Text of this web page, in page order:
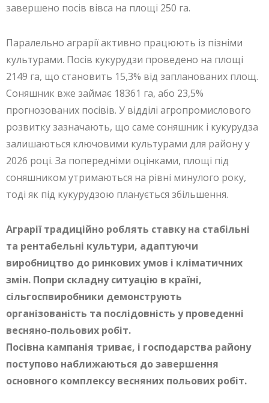
завершено посів вівса на площі 250 га.
Паралельно аграрії активно працюють із пізніми
культурами. Посів кукурудзи проведено на площі
2149 га, що становить 15,3% від запланованих площ.
Соняшник вже займає 18361 га, або 23,5%
прогнозованих посівів. У відділі агропромислового
розвитку зазначають, що саме соняшник і кукурудза
залишаються ключовими культурами для району у
2026 році. За попередніми оцінками, площі під
соняшником утримаються на рівні минулого року,
тоді як під кукурудзою планується збільшення.
Аграрії традиційно роблять ставку на стабільні
та рентабельні культури, адаптуючи
виробництво до ринкових умов і кліматичних
змін. Попри складну ситуацію в країні,
сільгоспвиробники демонструють
організованість та послідовність у проведенні
весняно-польових робіт.
Посівна кампанія триває, і господарства району
поступово наближаються до завершення
основного комплексу весняних польових робіт.